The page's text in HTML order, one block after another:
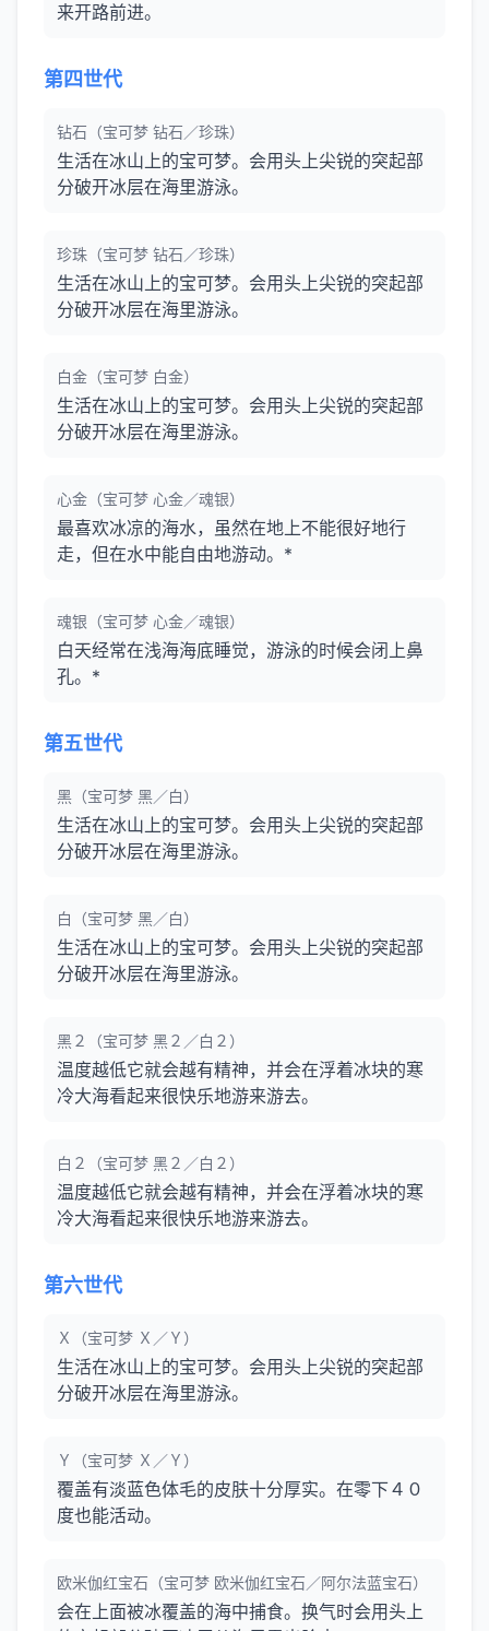
来开路前进。
第四世代
钻石（宝可梦 钻石／珍珠）
生活在冰山上的宝可梦。会用头上尖锐的突起部
分破开冰层在海里游泳。
珍珠（宝可梦 钻石／珍珠）
生活在冰山上的宝可梦。会用头上尖锐的突起部
分破开冰层在海里游泳。
白金（宝可梦 白金）
生活在冰山上的宝可梦。会用头上尖锐的突起部
分破开冰层在海里游泳。
心金（宝可梦 心金／魂银）
最喜欢冰凉的海水，虽然在地上不能很好地行
走，但在水中能自由地游动。*
魂银（宝可梦 心金／魂银）
白天经常在浅海海底睡觉，游泳的时候会闭上鼻
孔。*
第五世代
黑（宝可梦 黑／白）
生活在冰山上的宝可梦。会用头上尖锐的突起部
分破开冰层在海里游泳。
白（宝可梦 黑／白）
生活在冰山上的宝可梦。会用头上尖锐的突起部
分破开冰层在海里游泳。
黑２（宝可梦 黑２／白２）
温度越低它就会越有精神，并会在浮着冰块的寒
冷大海看起来很快乐地游来游去。
白２（宝可梦 黑２／白２）
温度越低它就会越有精神，并会在浮着冰块的寒
冷大海看起来很快乐地游来游去。
第六世代
Ｘ（宝可梦 Ｘ／Ｙ）
生活在冰山上的宝可梦。会用头上尖锐的突起部
分破开冰层在海里游泳。
Ｙ（宝可梦 Ｘ／Ｙ）
覆盖有淡蓝色体毛的皮肤十分厚实。在零下４０
度也能活动。
欧米伽红宝石（宝可梦 欧米伽红宝石／阿尔法蓝宝石）
会在上面被冰覆盖的海中捕食。换气时会用头上